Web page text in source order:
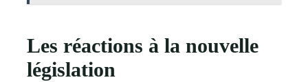
Les réactions à la nouvelle
législation